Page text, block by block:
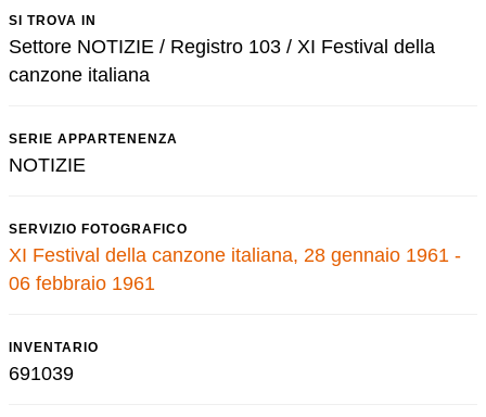
SI TROVA IN
Settore NOTIZIE / Registro 103 / XI Festival della
canzone italiana
SERIE APPARTENENZA
NOTIZIE
SERVIZIO FOTOGRAFICO
XI Festival della canzone italiana, 28 gennaio 1961 -
06 febbraio 1961
INVENTARIO
691039